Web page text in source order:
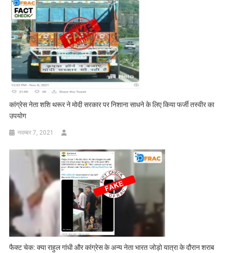
कांग्रेस नेता शशि थरूर ने मोदी सरकार पर निशाना साधने के लिए किया फर्जी तस्वीर का
उपयोग
नवम्बर 7, 2021
फैक्ट चेक: क्या राहुल गांधी और कांग्रेस के अन्य नेता भारत जोड़ो यात्रा के दौरान शराब